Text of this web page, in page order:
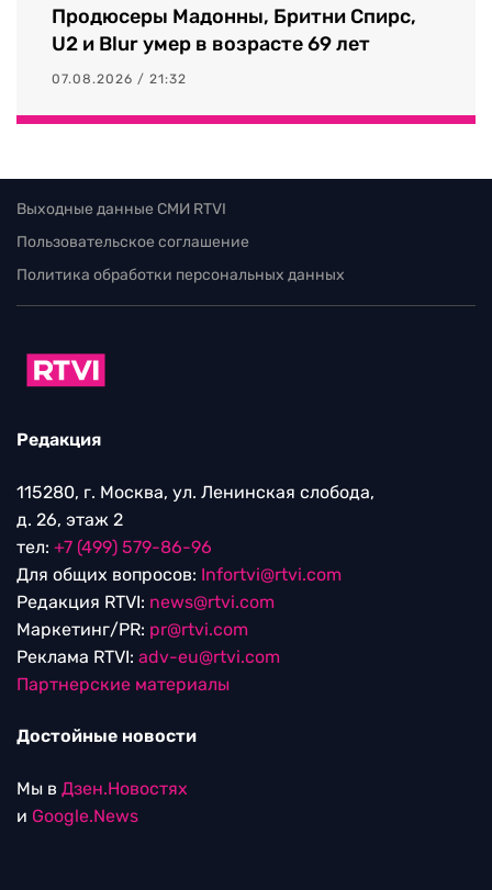
Продюсеры Мадонны, Бритни Спирс,
U2 и Blur умер в возрасте 69 лет
07.08.2026 / 21:32
Выходные данные СМИ RTVI
Пользовательское соглашение
Политика обработки персональных данных
Редакция
115280, г. Москва, ул. Ленинская слобода,
д. 26, этаж 2
тел: +7 (499) 579-86-96
Для общих вопросов: Infortvi@rtvi.com
Редакция RTVI: news@rtvi.com
Маркетинг/PR: pr@rtvi.com
Реклама RTVI: adv-eu@rtvi.com
Партнерские материалы
Достойные новости
Мы в Дзен.Новостях
и Google.News